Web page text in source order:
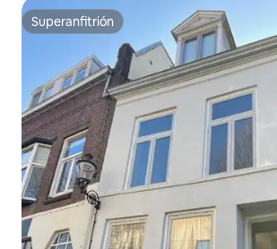
Superanfitrión
Superanfitrión